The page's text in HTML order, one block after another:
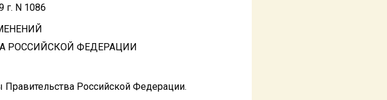
г. N 1086
РОССИЙСКОЙ ФЕДЕРАЦИИ
Российской Федерации.